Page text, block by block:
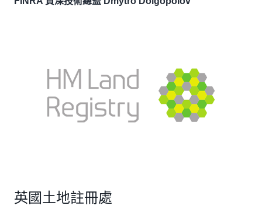
英國土地註冊處